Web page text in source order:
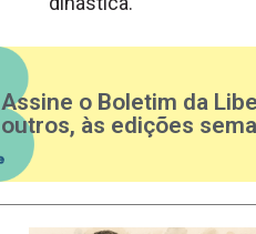
Assine o Boletim da
outros, às edições